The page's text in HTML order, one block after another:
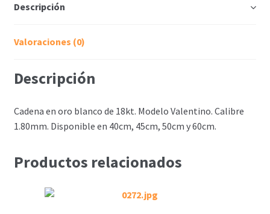
Descripción
Valoraciones (0)
Descripción
Cadena en oro blanco de 18kt. Modelo Valentino. Calibre
1.80mm. Disponible en 40cm, 45cm, 50cm y 60cm.
Productos relacionados